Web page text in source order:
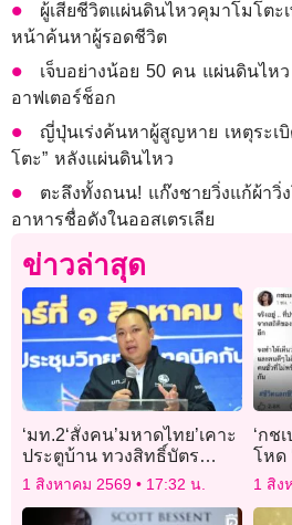
ผู้เสียชีวิตแผ่นดินไหวคุมาโมโตะ
หน้าค้นหาผู้รอดชีวิต
เจ็บอย่างน้อย 50 คน แผ่นดินไห
อาฟเตอร์ช็อก
ญี่ปุ่นเร่งค้นหาผู้สูญหาย เหตุระเ
โตะ” หลังแผ่นดินไหว
ตะลึงทั้งถนน! แก๊งชายวิ่งแก้ผ้าวิ่
อาหารชื่อดังในออสเตรเลีย
ข่าวล่าสุด
‘มท.2‘สั่งคน’มหาดไทย’เคาะ
ประตูบ้าน ทวงสิทธิ์บัตร
สวัสดิการฯให้ประชาชน คน
1 สิงหาคม 2569 17:32 น.
‘กช
โหด
ไม่ค
1 สิง